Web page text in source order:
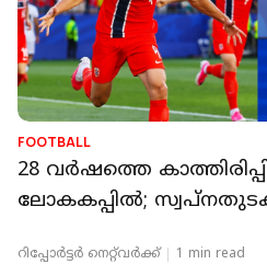
FOOTBALL
28 വര്‍ഷത്തെ
ലോകകപ്പില്‍;
റിപ്പോർട്ടർ നെറ്റ്‌വര്‍ക്ക്‌ 1 min read